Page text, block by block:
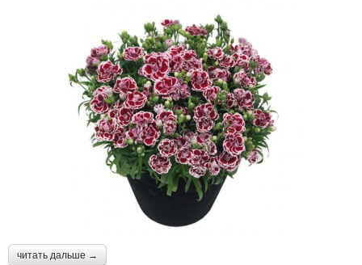
читать дальше →